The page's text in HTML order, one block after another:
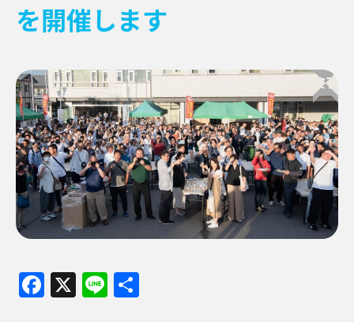
を開催します
Facebook
X Line